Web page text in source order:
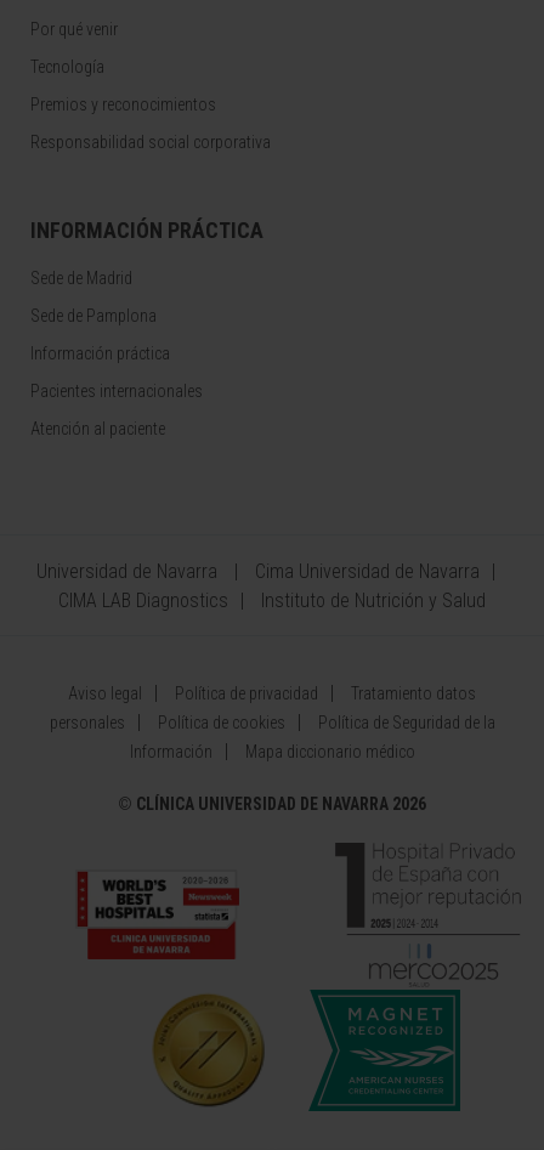
Por qué venir
Tecnología
Premios y reconocimientos
Responsabilidad social corporativa
INFORMACIÓN PRÁCTICA
Sede de Madrid
Sede de Pamplona
Información práctica
Pacientes internacionales
Atención al paciente
Universidad de Navarra
Cima Universidad de Navarra
CIMA LAB Diagnostics
Instituto de Nutrición y Salud
Aviso legal Política de privacidad
Tratamiento datos
personales
Política de cookies
Política de Seguridad de la
Información
Mapa diccionario médico
© CLÍNICA UNIVERSIDAD DE NAVARRA 2026